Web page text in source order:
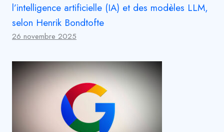
l’intelligence artificielle (IA) et des modèles LLM,
selon Henrik Bondtofte
26 novembre 2025